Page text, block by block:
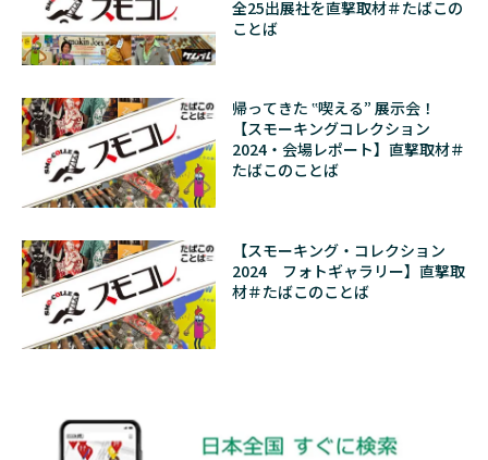
全25出展社を直撃取材＃たばこの
ことば
帰ってきた ‟喫える” 展示会！
【スモーキングコレクション
2024・会場レポート】直撃取材＃
たばこのことば
【スモーキング・コレクション
2024 フォトギャラリー】直撃取
材＃たばこのことば